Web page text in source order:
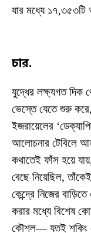
যার মধ্যে
চার.
যুদ্ধের লক্ষ্যগত দিক
ভেস্তে যেতে শুরু
ইজরায়েলের
আলোচনার টেবিলে
কথাতেই ফাঁস হয়ে
বেছে নিয়েছিল,
কেন্দ্রে নিজের
করার মধ্যে বিশেষ
কৌশল— যতই শকিং